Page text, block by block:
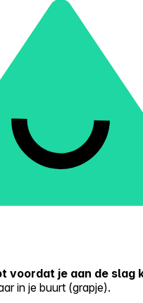
voordat je aan de slag
in je buurt (grapje).